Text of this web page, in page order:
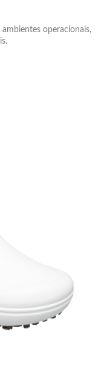
operacionais,